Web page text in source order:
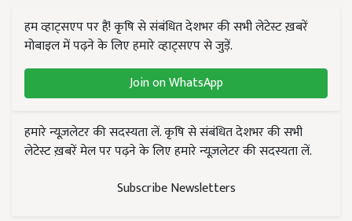
हम व्हाट्सएप पर हैं! कृषि से संबंधित देशभर की सभी लेटेस्ट ख़बरें
मोबाइल में पढ़ने के लिए हमारे व्हाट्सएप से जुड़ें.
Join on WhatsApp
हमारे न्यूज़लेटर की सदस्यता लें. कृषि से संबंधित देशभर की सभी
लेटेस्ट ख़बरें मेल पर पढ़ने के लिए हमारे न्यूज़लेटर की सदस्यता लें.
Subscribe Newsletters